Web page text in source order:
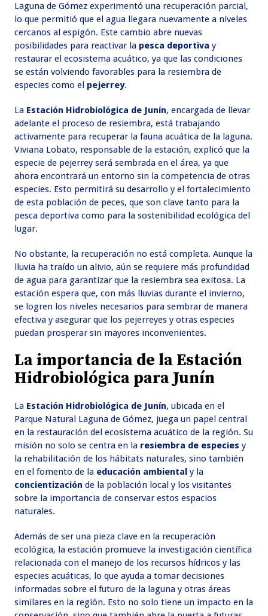
Laguna de Gómez experimentó una recuperación parcial,
lo que permitió que el agua llegara nuevamente a niveles
cercanos al espigón. Este cambio abre nuevas
posibilidades para reactivar la pesca deportiva y
restaurar el ecosistema acuático, ya que las condiciones
se están volviendo favorables para la resiembra de
especies como el pejerrey.
La Estación Hidrobiológica de Junín, encargada de llevar
adelante el proceso de resiembra, está trabajando
activamente para recuperar la fauna acuática de la laguna.
Viviana Lobato, responsable de la estación, explicó que la
especie de pejerrey será sembrada en el área, ya que
ahora encontrará un entorno sin la competencia de otras
especies. Esto permitirá su desarrollo y el fortalecimiento
de esta población de peces, que son clave tanto para la
pesca deportiva como para la sostenibilidad ecológica del
lugar.
No obstante, la recuperación no está completa. Aunque la
lluvia ha traído un alivio, aún se requiere más profundidad
de agua para garantizar que la resiembra sea exitosa. La
estación espera que, con más lluvias durante el invierno,
se logren los niveles necesarios para sembrar de manera
efectiva y asegurar que los pejerreyes y otras especies
puedan prosperar sin mayores inconvenientes.
La importancia de la Estación
Hidrobiológica para Junín
La Estación Hidrobiológica de Junín, ubicada en el
Parque Natural Laguna de Gómez, juega un papel central
en la restauración del ecosistema acuático de la región. Su
misión no solo se centra en la resiembra de especies y
la rehabilitación de los hábitats naturales, sino también
en el fomento de la educación ambiental y la
concientización de la población local y los visitantes
sobre la importancia de conservar estos espacios
naturales.
Además de ser una pieza clave en la recuperación
ecológica, la estación promueve la investigación científica
relacionada con el manejo de los recursos hídricos y las
especies acuáticas, lo que ayuda a tomar decisiones
informadas sobre el futuro de la laguna y otras áreas
similares en la región. Esto no solo tiene un impacto en la